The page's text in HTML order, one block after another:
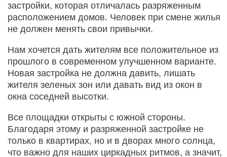
застройки, которая отличалась разряженным
расположением домов. Человек при смене жилья
не должен менять свои привычки.
Нам хочется дать жителям все положительное из
прошлого в современном улучшенном варианте.
Новая застройка не должна давить, лишать
жителя зеленых зон или давать вид из окон в
окна соседней высотки.
Все площадки открыты с южной стороны.
Благодаря этому и разряженной застройке не
только в квартирах, но и в дворах много солнца,
что важно для наших циркадных ритмов, а значит,